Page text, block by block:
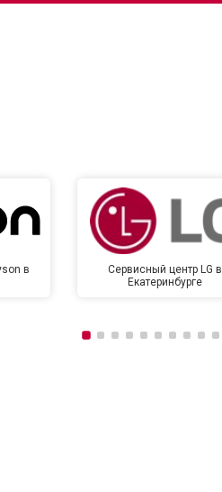
в
Сервисный центр LG в
Екатеринбурге